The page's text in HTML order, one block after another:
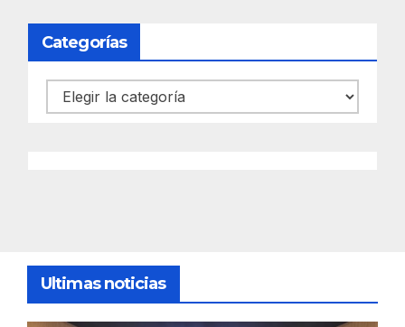
Categorías
Categorías
Ultimas noticias